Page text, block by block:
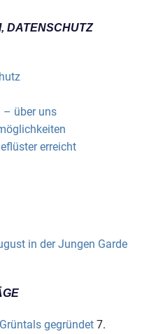
DATENSCHUTZ
– über uns
erreicht
gegründet 7.